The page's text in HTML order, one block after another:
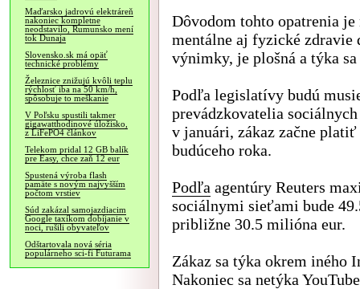
Maďarsko jadrovú elektráreň
nakoniec kompletne
neodstavilo, Rumunsko mení
tok Dunaja
Slovensko.sk má opäť
technické problémy
Železnice znižujú kvôli teplu
rýchlosť iba na 50 km/h,
spôsobuje to meškanie
V Poľsku spustili takmer
gigawatthodinové úložisko,
z LiFePO4 článkov
Telekom pridal 12 GB balík
pre Easy, chce zaň 12 eur
Spustená výroba flash
pamäte s novým najvyšším
počtom vrstiev
Súd zakázal samojazdiacim
Google taxíkom dobíjanie v
noci, rušili obyvateľov
Odštartovala nová séria
populárneho sci-fi Futurama
Dôvodom tohto opatrenia
mentálne aj fyzické zdravie
výnimky, je plošná a týka
Podľa legislatívy budú
prevádzkovatelia
v januári, zákaz začne
budúceho roka.
Podľa agentúry Reuters
sociálnymi sieťami bude
približne 30.5 milióna eur.
Zákaz sa týka okrem iného
Nakoniec sa netýka